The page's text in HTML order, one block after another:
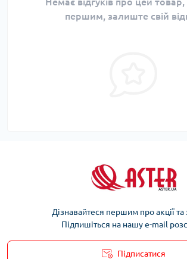
першим, залиште свій
Дізнавайтеся першим про акції
Підпишіться на нашу e-mail
Підписатися